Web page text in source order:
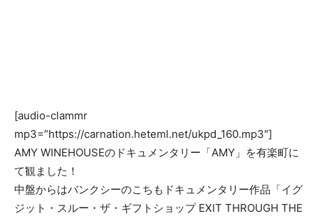
[audio-clammr
mp3=”https://carnation.heteml.net/ukpd_160.mp3″]
AMY WINEHOUSEのドキュメンタリー「AMY」を有楽町に
て観ました！
中盤からはバンクシーのこちもドキュメンタリー作品「イグ
ジット・スルー・ザ・ギフトショップ EXIT THROUGH THE